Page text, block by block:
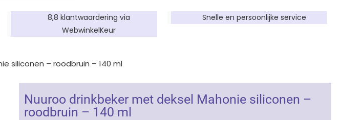
8,8 klantwaardering via
WebwinkelKeur
Snelle en persoonlijke service
siliconen – roodbruin – 140 ml
Nuuroo drinkbeker met deksel Mahonie siliconen –
roodbruin – 140 ml